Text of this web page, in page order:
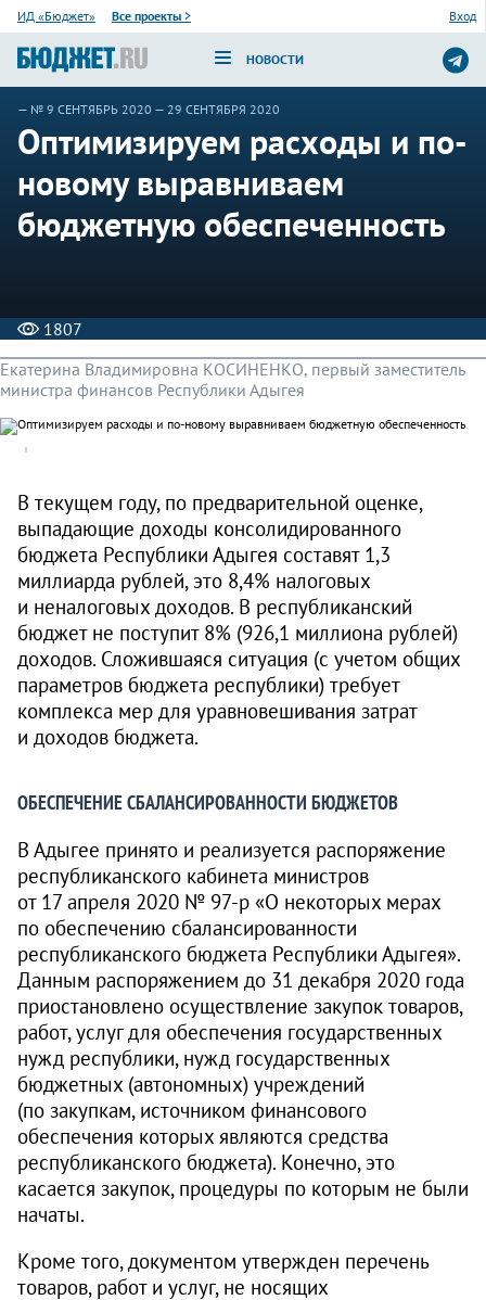
ИД «Бюджет» Все проекты > Вход
НОВОСТИ
— № 9 СЕНТЯБРЬ 2020 — 29 СЕНТЯБРЯ 2020
Оптимизируем расходы и по-
новому выравниваем
бюджетную обеспеченность
1807
Екатерина Владимировна КОСИНЕНКО, первый заместитель
министра финансов Республики Адыгея
В текущем году, по предварительной оценке,
выпадающие доходы консолидированного
бюджета Республики Адыгея составят 1,3
миллиарда рублей, это 8,4% налоговых
и неналоговых доходов. В республиканский
бюджет не поступит 8% (926,1 миллиона рублей)
доходов. Сложившаяся ситуация (с учетом общих
параметров бюджета республики) требует
комплекса мер для уравновешивания затрат
и доходов бюджета.
ОБЕСПЕЧЕНИЕ СБАЛАНСИРОВАННОСТИ БЮДЖЕТОВ
В Адыгее принято и реализуется распоряжение
республиканского кабинета министров
от 17 апреля 2020 № 97-р «О некоторых мерах
по обеспечению сбалансированности
республиканского бюджета Республики Адыгея».
Данным распоряжением до 31 декабря 2020 года
приостановлено осуществление закупок товаров,
работ, услуг для обеспечения государственных
нужд республики, нужд государственных
бюджетных (автономных) учреждений
(по закупкам, источником финансового
обеспечения которых являются средства
республиканского бюджета). Конечно, это
касается закупок, процедуры по которым не были
начаты.
Кроме того, документом утвержден перечень
товаров, работ и услуг, не носящих